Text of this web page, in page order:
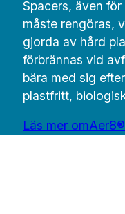
Spacers, även
måste rengöras,
gjorda av hård
förbrännas vid
bära med sig
plastfritt,
Läs mer